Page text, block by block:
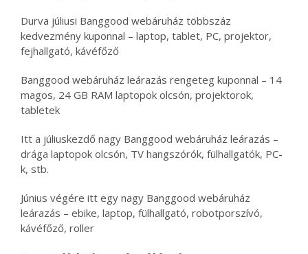
Durva júliusi Banggood webáruház többszáz
kedvezmény kuponnal – laptop, tablet, PC, projektor,
fejhallgató, kávéfőző
Banggood webáruház leárazás rengeteg kuponnal – 14
magos, 24 GB RAM laptopok olcsón, projektorok,
tabletek
Itt a júliuskezdő nagy Banggood webáruház leárazás –
drága laptopok olcsón, TV hangszórók, fülhallgatók, PC-
k, stb.
Június végére itt egy nagy Banggood webáruház
leárazás – ebike, laptop, fülhallgató, robotporszívó,
kávéfőző, roller